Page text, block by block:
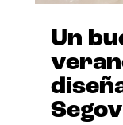
Un